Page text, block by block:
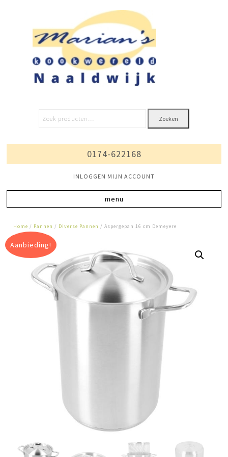
Zoeken
0174-622168
INLOGGEN MIJN ACCOUNT
Home / Pannen / Diverse Pannen / Aspergepan 16 cm Demeyere
Aanbieding!